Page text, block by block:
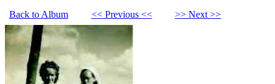
Back to Album << Previous << >> Next >>